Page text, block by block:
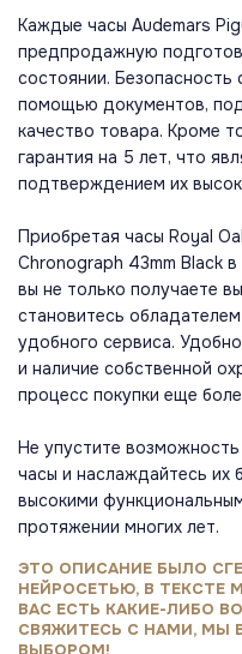
Каждые часы Audemars
предпродажную
состоянии. Безопасность
помощью документов,
качество товара. Кроме
гарантия на 5 лет, что
подтверждением их
Приобретая часы Royal
Chronograph 43mm Black
вы не только получаете
становитесь
удобного сервиса.
и наличие собственной
процесс покупки еще
Не упустите
часы и наслаждайтесь их
высокими
протяжении многих лет.
ЭТО ОПИСАНИЕ БЫЛО
НЕЙРОСЕТЬЮ, В ТЕКСТЕ
ВАС ЕСТЬ КАКИЕ-ЛИБО
СВЯЖИТЕСЬ С НАМИ, МЫ
ВЫБОРОМ!